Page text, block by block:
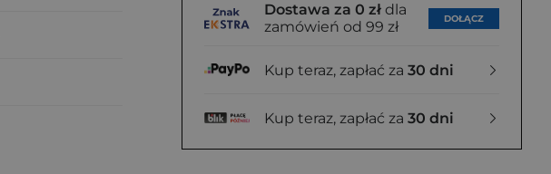
Dostawa za 0 zł dla
zamówień od 99 zł
DOŁĄCZ
Kup teraz, zapłać za 30 dni
Kup teraz, zapłać za 30 dni